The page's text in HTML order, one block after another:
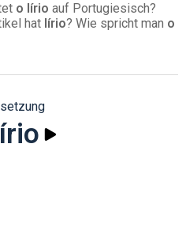
o lírio auf Portugiesisch?
hat lírio? Wie spricht man o